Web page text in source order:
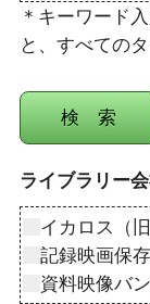
＊キーワード
と、すべての
ライブラリー
イカロス（
記録映画保
資料映像バ